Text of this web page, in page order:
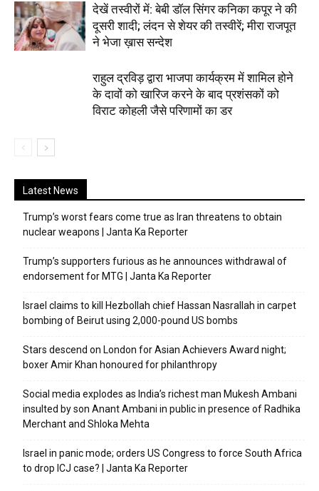
देखें तस्वीरों में: बेबी डॉल सिंगर कनिका कपूर ने की
दूसरी शादी; लंदन से शेयर की तस्वीरें; मीरा राजपूत
ने भेजा ख़ास सन्देश
राहुल द्रविड़ द्वारा भाजपा कार्यक्रम में शामिल होने
के दावों को खारिज करने के बाद प्रशंसकों को
विराट कोहली जैसे परिणामों का डर
Latest News
Trump’s worst fears come true as Iran threatens to obtain
nuclear weapons | Janta Ka Reporter
Trump’s supporters furious as he announces withdrawal of
endorsement for MTG | Janta Ka Reporter
Israel claims to kill Hezbollah chief Hassan Nasrallah in carpet
bombing of Beirut using 2,000-pound US bombs
Stars descend on London for Asian Achievers Award night;
boxer Amir Khan honoured for philanthropy
Social media explodes as India’s richest man Mukesh Ambani
insulted by son Anant Ambani in public in presence of Radhika
Merchant and Shloka Mehta
Israel in panic mode; orders US Congress to force South Africa
to drop ICJ case? | Janta Ka Reporter